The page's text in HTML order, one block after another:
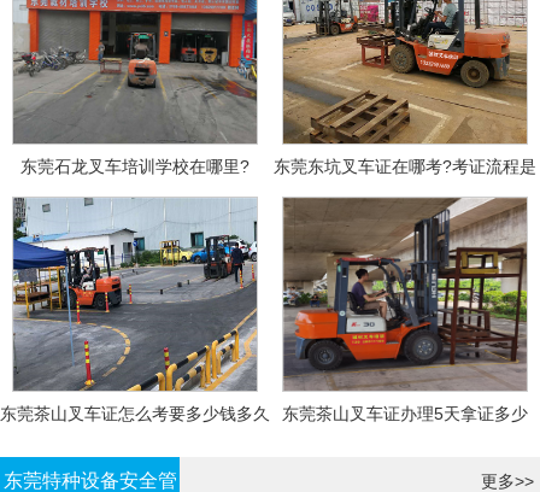
东莞石龙叉车培训学校在哪里?
东莞东坑叉车证在哪考?考证流程是
什么?需要什么资料?
东莞茶山叉车证怎么考要多少钱多久
东莞茶山叉车证办理5天拿证多少
东莞特种设备安全管 更多>>